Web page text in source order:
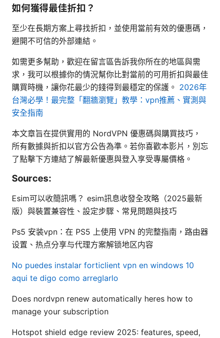
如何獲得最佳折扣？
至少在長期方案上尋找折扣，並使用當前有效的優惠碼，
避開不可信的外部連結。
如需更多幫助，歡迎在留言區告訴我你所在的地區與需
求，我可以根據你的情況幫你比對當前的可用折扣與最佳
購買時機，讓你花最少的錢得到最穩定的保護。 2026年
台灣必學！最完整「翻牆瀏覽」教學：vpn推薦、實測與
安全指南
本文章旨在提供實用的 NordVPN 優惠碼與購買技巧，
所有數據與折扣以官方公告為準。若你喜歡本影片，別忘
了點擊下方連結了解最新優惠與登入享受專屬價格。
Sources:
Esim可以收簡訊嗎？ esim訊息收發全攻略（2025最新
版）與裝置兼容性、設定步驟、常見問題與技巧
Ps5 安装vpn：在 PS5 上使用 VPN 的完整指南，路由器
设置、热点分享与代理方案解锁地区内容
No puedes instalar forticlient vpn en windows 10
aqui te digo como arreglarlo
Does nordvpn renew automatically heres how to
manage your subscription
Hotspot shield edge review 2025: features, speed,